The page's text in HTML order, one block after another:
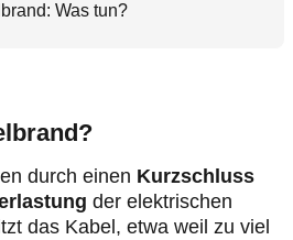
Was tun?
durch einen Kurzschluss
der elektrischen
das Kabel, etwa weil zu viel